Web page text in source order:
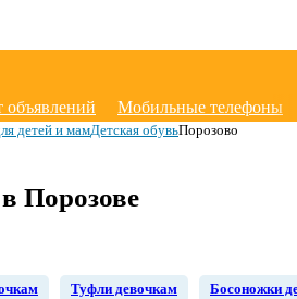
Мобильные телефоны
детей и мамДетская обувьПорозово
Порозове
Туфли девочкам Босоножки